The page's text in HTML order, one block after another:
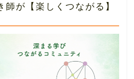
師が【楽しくつながる】